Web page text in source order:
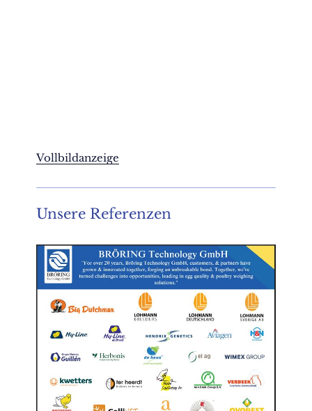
Vollbildanzeige
Unsere Referenzen